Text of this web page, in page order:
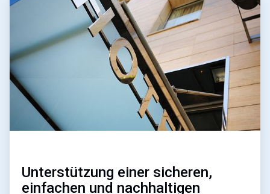
1
Unterstützung einer sicheren,
einfachen und nachhaltigen